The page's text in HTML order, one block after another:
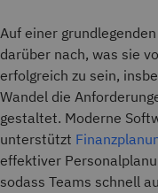
Auf einer
darüber nach, was sie
erfolgreich zu sein,
Wandel die
gestaltet. Moderne
unterstützt
effektiver
sodass Teams schnell